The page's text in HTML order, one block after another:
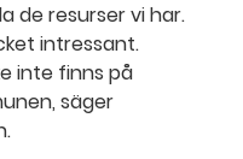
de resurser vi har.
intressant.
inte finns på
säger